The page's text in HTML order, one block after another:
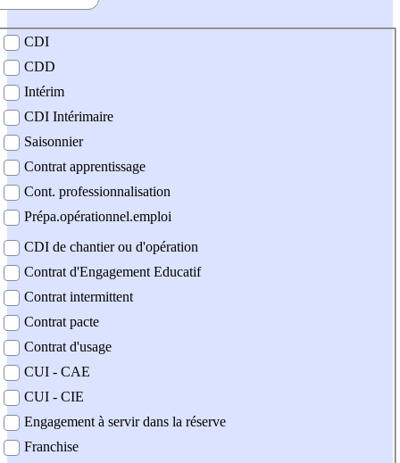
contrat
CDI
CDD
Intérim
CDI Intérimaire
Saisonnier
Contrat apprentissage
Cont. professionnalisation
Prépa.opérationnel.emploi
CDI de chantier ou d'opération
Contrat d'Engagement Educatif
Contrat intermittent
Contrat pacte
Contrat d'usage
CUI - CAE
CUI - CIE
Engagement à servir dans la réserve
Franchise